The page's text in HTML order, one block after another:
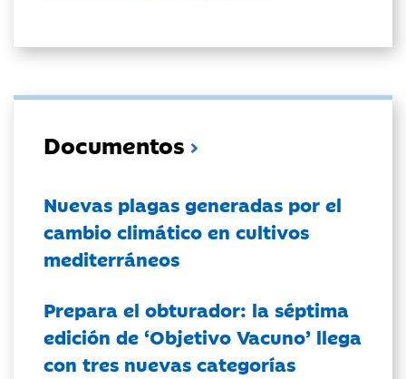
Documentos
Nuevas plagas generadas por el
cambio climático en cultivos
mediterráneos
Prepara el obturador: la séptima
edición de ‘Objetivo Vacuno’ llega
con tres nuevas categorías